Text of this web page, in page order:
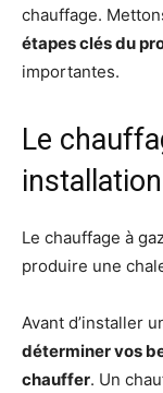
chauffage.
étapes clés du
importantes.
Le
Le chauffage à
produire une
Avant d’installer
déterminer vos
chauffer. Un